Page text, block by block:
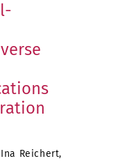
Reichert,